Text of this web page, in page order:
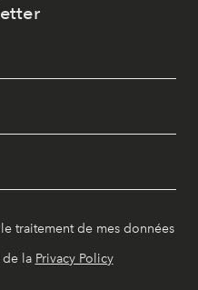
traitement de mes données
de la Privacy Policy